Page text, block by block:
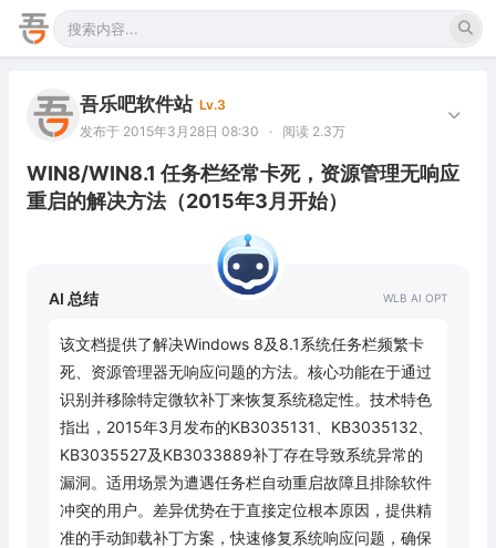
吾乐吧软件站 Lv.3
发布于 2015年3月28日 08:30
· 阅读 2.3万
WIN8/WIN8.1 任务栏经常卡死，资源管理无响应
重启的解决方法（2015年3月开始）
AI 总结
该文档提供了解决Windows 8及8.1系统任务栏频繁卡
死、资源管理器无响应问题的方法。核心功能在于通过
识别并移除特定微软补丁来恢复系统稳定性。技术特色
指出，2015年3月发布的KB3035131、KB3035132、
KB3035527及KB3033889补丁存在导致系统异常的
漏洞。适用场景为遭遇任务栏自动重启故障且排除软件
冲突的用户。差异优势在于直接定位根本原因，提供精
准的手动卸载补丁方案，快速修复系统响应问题，确保